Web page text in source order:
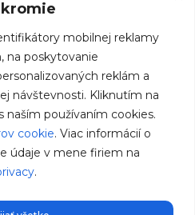
mobilnej reklamy
na poskytovanie
reklám a
návštevnosti. Kliknutím na
naším používaním cookies.
cookie. Viac informácií o
údaje v mene firiem na
.